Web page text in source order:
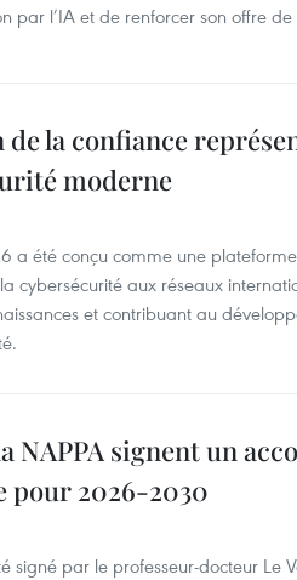
par l’IA et de renforcer son offre de
de la confiance
moderne
a été conçu comme une
cybersécurité aux réseaux
et contribuant au
NAPPA signent un
pour 2026-2030
signé par le professeur-docteur Le